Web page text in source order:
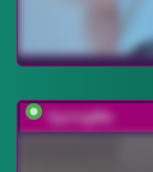
SpringMe